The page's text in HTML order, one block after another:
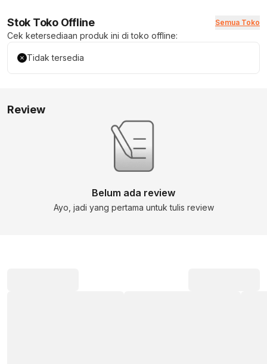
Stok Toko Offline Semua Toko
Cek ketersediaan produk ini di toko offline:
Tidak tersedia
Review
Belum ada review
Ayo, jadi yang pertama untuk tulis review